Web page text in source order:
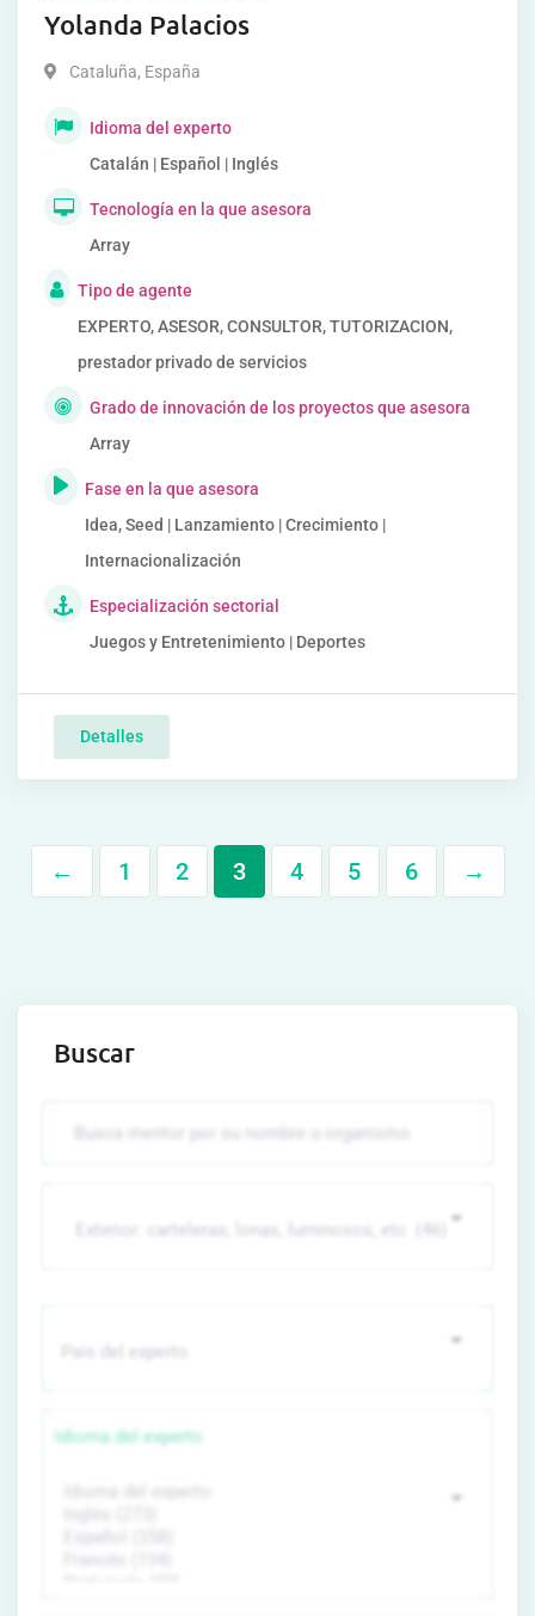
Yolanda Palacios
Cataluña, España
Idioma del experto
Catalán | Español | Inglés
Tecnología en la que asesora
Array
Tipo de agente
EXPERTO, ASESOR, CONSULTOR, TUTORIZACION,
prestador privado de servicios
Grado de innovación de los proyectos que asesora
Array
Fase en la que asesora
Idea, Seed | Lanzamiento | Crecimiento |
Internacionalización
Especialización sectorial
Juegos y Entretenimiento | Deportes
Detalles
← 1 2 3 4 5 6 →
Buscar
Idioma del experto